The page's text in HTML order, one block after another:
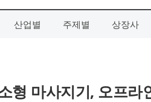
산업별 주제별 상장사
형 마사지기, 오프라